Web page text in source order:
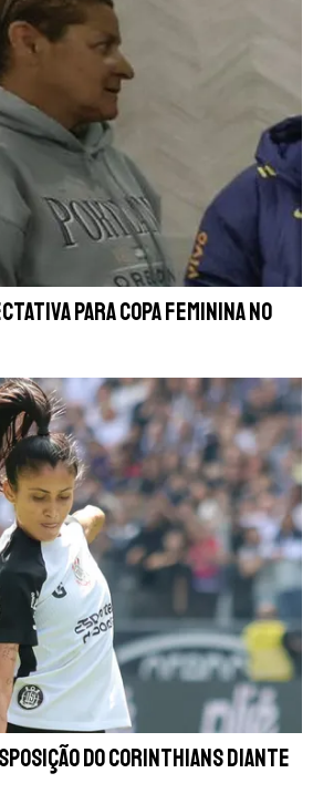
para Copa Feminina no
do Corinthians diante